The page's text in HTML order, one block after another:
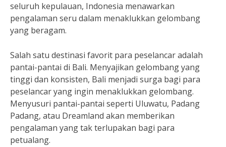
seluruh kepulauan, Indonesia menawarkan
pengalaman seru dalam menaklukkan gelombang
yang beragam.
Salah satu destinasi favorit para peselancar adalah
pantai-pantai di Bali. Menyajikan gelombang yang
tinggi dan konsisten, Bali menjadi surga bagi para
peselancar yang ingin menaklukkan gelombang.
Menyusuri pantai-pantai seperti Uluwatu, Padang
Padang, atau Dreamland akan memberikan
pengalaman yang tak terlupakan bagi para
petualang.